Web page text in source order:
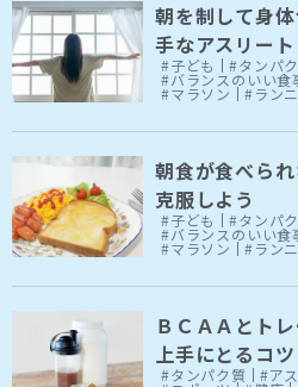
朝を制して身
手なアスリー
#子ども #タンパ
#バランスのいい食
#マラソン #ラン
朝食が食べら
克服しよう
#子ども #タンパ
#バランスのいい食
#マラソン #ラン
ＢＣＡＡとト
上手にとるコツ
#タンパク質 #ア